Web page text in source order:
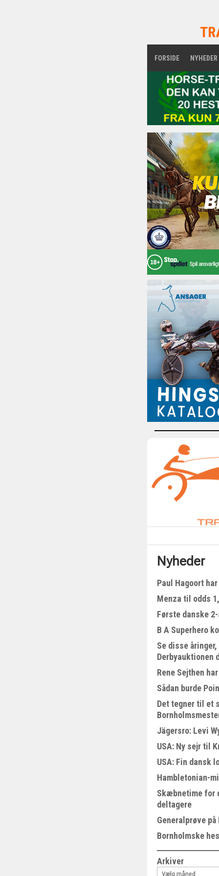
FORSIDE NYHEDER
Nyheder
Paul Hagoort
Menza til odds
Første danske
B A Superhero
Se disse
Derbyauktionen
Rene Sejthen
Sådan burde
Det tegner til et
Jägersro: Levi
USA: Ny sejr til
USA: Fin dansk
Hambletonian-
Skæbnetime for
deltagere
Generalprøve
Bornholmske
Arkiver